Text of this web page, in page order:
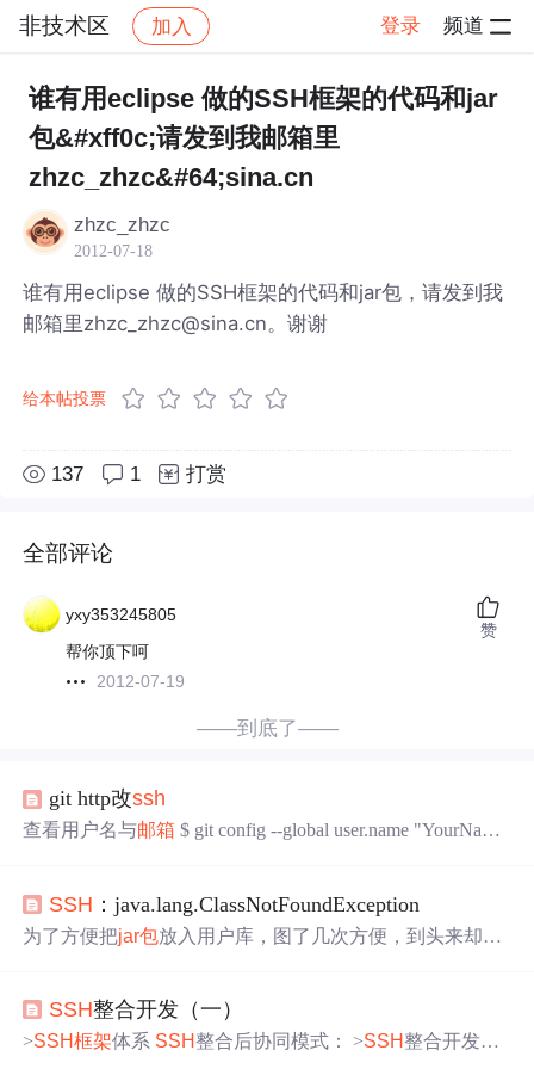
非技术区 加入 登录 频道
社区 非技术区 帖子详情
谁有用eclipse 做的SSH框架的代码和jar
包&#xff0c;请发到我邮箱里
zhzc_zhzc&#64;sina.cn
zhzc_zhzc
2012-07-18
谁有用eclipse 做的SSH框架的代码和jar包，请发到我
邮箱里zhzc_zhzc@sina.cn。谢谢
给本帖投票
137 1 打赏
全部评论
yxy353245805
帮你顶下呵
2012-07-19
赞
——到底了——
git http改ssh
查看用户名与邮箱 $ git config --global user.name "YourNam
AAAAB3NzaC1yc2EAJNWaKdnPy...
SSH ：java.lang.ClassNotFoundException
为了方便把jar包放入用户库，图了几次方便，到头来却坑
jar包都导进去了,在Java文件中用
g.apache.struts2.dispatcher.filter.Strut
SSH整合开发（一）
>SSH框架体系 SSH 整合后协同模式： >SSH整合开发环